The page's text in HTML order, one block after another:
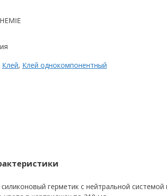
Клей, Клей однокомпонентный
герметик с нейтральной системой